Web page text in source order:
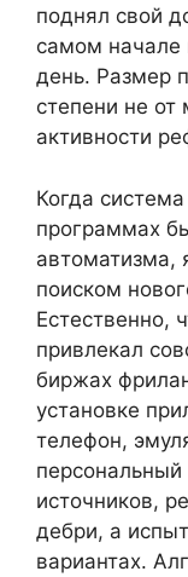
поднял свой
самом начале
день. Размер
степени не от
активности
Когда
программах
автоматизма,
поиском
Естественно,
привлекал
биржах
установке
телефон,
источников,
дебри, а
вариантах.